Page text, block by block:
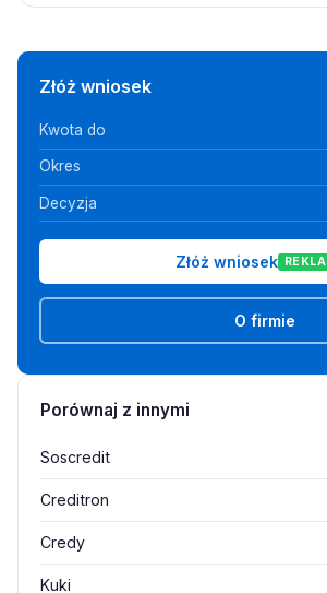
Złóż wniosek
Kwota do
Okres
Decyzja
Złóż wniosek
O firmie
Porównaj z innymi
Soscredit
Creditron
Credy
Kuki